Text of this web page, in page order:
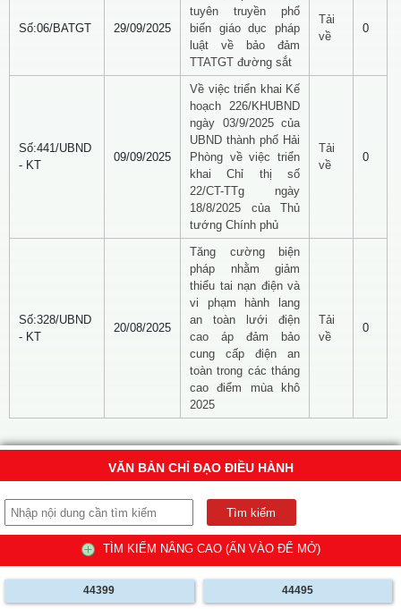
Số:06/BATGT 29/09/2025
tuyên truyền phổ
biến giáo dục pháp
luật về bảo đảm
TTATGT đường sắt
Tải
về
0
Số:441/UBND
- KT
09/09/2025
Về việc triển khai Kế
hoạch 226/KHUBND
ngày 03/9/2025 của
UBND thành phố Hải
Phòng về việc triển
khai Chỉ thị số
22/CT-TTg ngày
18/8/2025 của Thủ
tướng Chính phủ
Tải
về
0
Số:328/UBND
- KT
20/08/2025
Tăng cường biện
pháp nhằm giảm
thiểu tai nạn điện và
vi phạm hành lang
an toàn lưới điện
cao áp đảm bảo
cung cấp điện an
toàn trong các tháng
cao điểm mùa khô
2025
Tải
về
0
VĂN BẢN CHỈ ĐẠO ĐIỀU HÀNH
TÌM KIẾM NÂNG CAO (ẤN VÀO ĐỂ MỞ)
44399 44495